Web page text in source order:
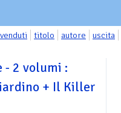
titolo autore uscita
- 2 volumi :
+ Il Killer